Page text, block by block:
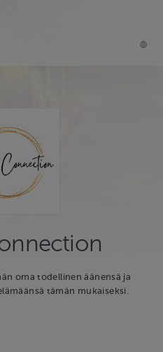
oma todellinen äänensä ja
tämän mukaiseksi.